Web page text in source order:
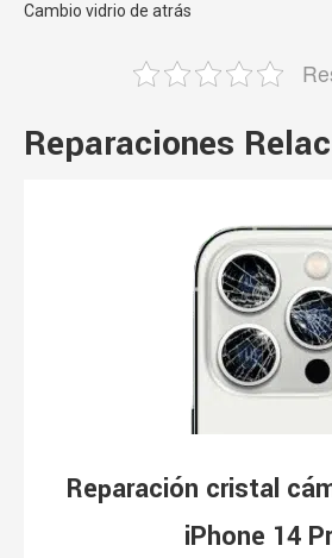
Cambio vidrio de atrás
Reparaciones
Reparación cristal
iPhone 14